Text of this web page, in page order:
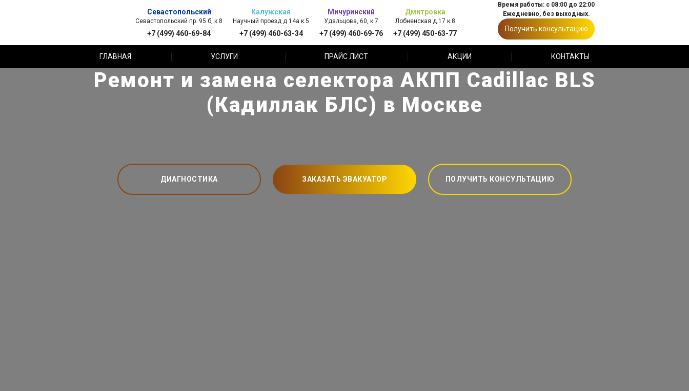
Севастопольский
Севастопольский пр. 95 б, к.8
+7 (499) 460-69-84
Калужская
Научный проезд д.14а к.5
+7 (499) 460-63-34
Мичуринский
Удальцова, 60, к.7
+7 (499) 460-69-76
Дмитровка
Лобненская д.17 к.8
+7 (499) 450-63-77
Время работы: с 08:00 до 22:00
Ежедневно, без выходных.
Получить консультацию
ГЛАВНАЯ УСЛУГИ ПРАЙС ЛИСТ АКЦИИ КОНТАКТЫ
Ремонт и замена селектора АКПП Cadillac BLS
(Кадиллак БЛС) в Москве
ДИАГНОСТИКА ЗАКАЗАТЬ ЭВАКУАТОР ПОЛУЧИТЬ КОНСУЛЬТАЦИЮ